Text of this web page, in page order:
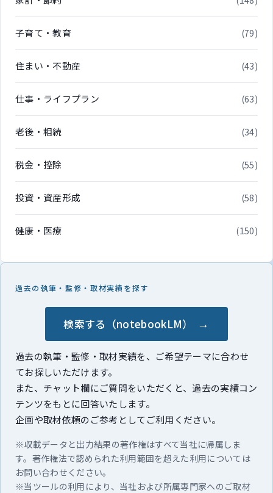
子育て・教育 (79)
住まい・不動産 (43)
仕事・ライフプラン (63)
老後・相続 (34)
税金・控除 (55)
投資・資産形成 (58)
健康・医療 (150)
過去の執筆・監修・取材実績を探す
検索する（notebookLM）
過去の執筆・監修・取材実績を、ご希望テーマに合わせ
てお探しいただけます。
また、チャット欄にご質問をいただくと、過去の実績コン
テンツをもとに回答いたします。
企画や取材依頼のご参考としてご利用ください。
※収載データと出力結果の著作権はすべて当社に帰属しま
す。著作権法で認められた利用範囲を超えた利用については
お問い合わせください。
※当ツールの利用により、当社および所属専門家へのご取材